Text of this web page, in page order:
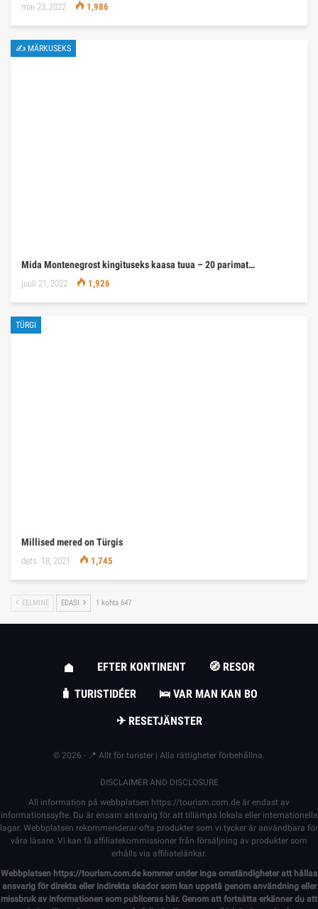
mai 23, 2022 1,986
✍ MÄRKUSEKS
Mida Montenegrost kingituseks kaasa tuua – 20 parimat…
juuli 21, 2022 1,926
TÜRGI
Millised mered on Türgis
dets. 18, 2021 1,745
EELMINE EDASI 1 kohta 647
EFTER KONTINENT
🧭 RESOR
🧳 TURISTIDÉER
🛌 VAR MAN KAN BO
✈ RESETJÄNSTER
© 2026 - 📍 Allt för turister | Alla rättigheter förbehållna.
DISCLAIMER AND DISCLOSURE
All information på webbplatsen https://tourism.com.de är endast av
informationssyfte. Du är ensam ansvarig för att tillämpa lokala eller internationella
lagar. Webbplatsen rekommenderar ofta produkter som vi tycker är användbara för
våra läsare. Vi kan få affiliatekommissioner från försäljning av produkter som
erhålls via affiliatelänkar.
Webbplatsen https://tourism.com.dekommer under inga omständigheter att hållas
ansvarig för direkta eller indirekta skador som kan uppstå genom användning eller
missbruk av informationen som publiceras här. Genom att fortsätta erkänner du att